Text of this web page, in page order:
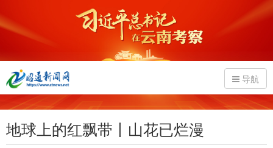
导航
地球上的红飘带丨山花已烂漫